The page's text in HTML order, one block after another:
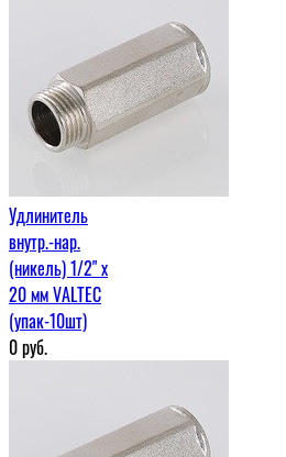
Удлинитель
внутр.-нар.
(никель) 1/2" х
20 мм VALTEC
(упак-10шт)
0руб.